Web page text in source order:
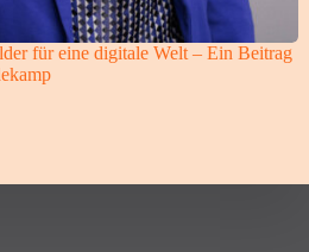
für eine digitale Welt – Ein Beitrag